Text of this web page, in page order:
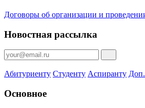
Договоры об организации и
Новостная рассылка
Абитуриенту Студенту Аспиранту
Основное